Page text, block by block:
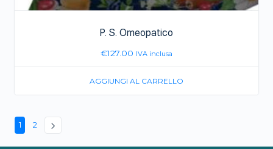
P. S. Omeopatico
€127.00 IVA inclusa
AGGIUNGI AL CARRELLO
1 2